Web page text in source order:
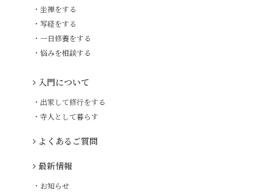
・坐禅をする
・写経をする
・一日修養をする
・悩みを相談する
入門について
・出家して修行をする
・寺人として暮らす
よくあるご質問
最新情報
・お知らせ